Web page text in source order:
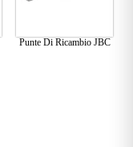
Punte Di Ricambio JBC